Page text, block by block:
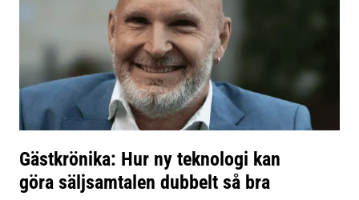
Gästkrönika: Hur ny teknologi kan
göra säljsamtalen dubbelt så bra